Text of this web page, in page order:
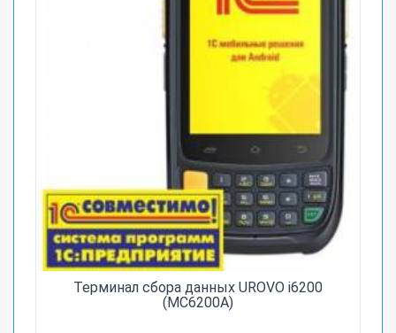
Терминал сбора данных UROVO i6200
(MC6200A)